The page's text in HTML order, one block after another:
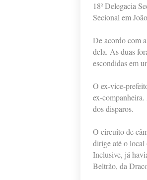
18ª Delegacia
Secional em
De acordo com
dela. As duas
escondidas em
O ex-vice-
ex-
dos disparos.
O circuito de
dirige até o local
Inclusive, já
Beltrão, da